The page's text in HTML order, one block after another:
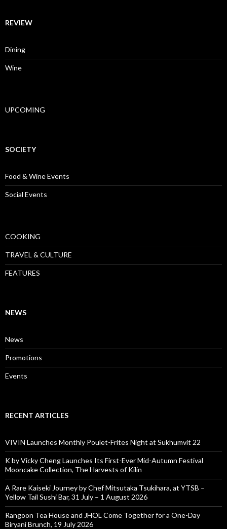
REVIEW
Dining
Wine
UPCOMING
SOCIETY
Food & Wine Events
Social Events
COOKING
TRAVEL & CULTURE
FEATURES
NEWS
News
Promotions
Events
RECENT ARTICLES
VIVIN Launches Monthly Poulet-Frites Night at Sukhumvit 22
K by Vicky Cheng Launches Its First-Ever Mid-Autumn Festival
Mooncake Collection, The Harvests of Kilin
A Rare Kaiseki Journey by Chef Mitsutaka Tsukihara, at YTSB –
Yellow Tail Sushi Bar, 31 July – 1 August 2026
Rangoon Tea House and JHOL Come Together for a One-Day
Biryani Brunch, 19 July 2026